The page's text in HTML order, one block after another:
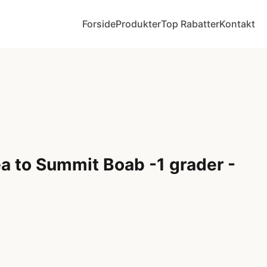
ForsideProdukterTop RabatterKontakt
to Summit Boab -1 grader -